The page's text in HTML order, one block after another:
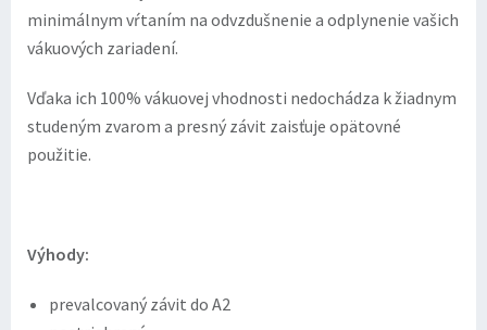
minimálnym vŕtaním na odvzdušnenie a odplynenie vašich
vákuových zariadení.
Vďaka ich 100% vákuovej vhodnosti nedochádza k žiadnym
studeným zvarom a presný závit zaisťuje opätovné
použitie.
Výhody:
prevalcovaný závit do A2